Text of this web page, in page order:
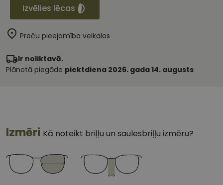
Izvēlies lēcas
Preču pieejamība veikalos
Ir noliktavā.
Plānotā piegāde piektdiena 2026. gada 14. augusts
Izmēri Kā noteikt briļļu un saulesbriļļu izmēru?